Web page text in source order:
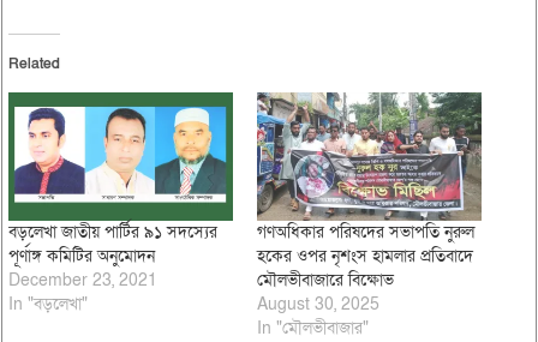
Related
বড়লেখা জাতীয় পার্টির ৯১ সদস্যের
পূর্ণাঙ্গ কমিটির অনুমোদন
December 23, 2021
In "বড়লেখা"
গণঅধিকার পরিষদের সভাপতি নুরুল
হকের ওপর নৃশংস হামলার প্রতিবাদে
মৌলভীবাজারে বিক্ষোভ
August 30, 2025
In "মৌলভীবাজার"